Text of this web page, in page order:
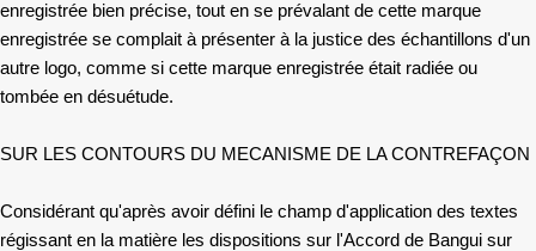
enregistrée bien précise, tout en se prévalant de cette marque
enregistrée se complait à présenter à la justice des échantillons d'un
autre logo, comme si cette marque enregistrée était radiée ou
tombée en désuétude.
SUR LES CONTOURS DU MECANISME DE LA CONTREFAÇON
Considérant qu'après avoir défini le champ d'application des textes
régissant en la matière les dispositions sur l'Accord de Bangui sur